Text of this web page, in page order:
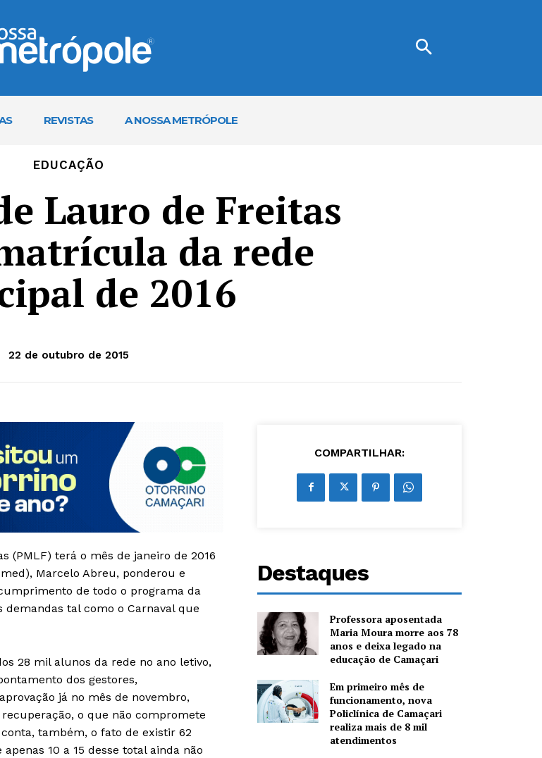
REVISTAS A NOSSA METRÓPOLE
EDUCAÇÃO
Lauro de Freitas
da rede
de 2016
22 de outubro de 2015
(PMLF) terá o mês de janeiro de 2016
Marcelo Abreu, ponderou e
de todo o programa da
tal como o Carnaval que
28 mil alunos da rede no ano letivo,
dos gestores,
já no mês de novembro,
o que não compromete
também, o fato de existir 62
10 a 15 desse total ainda não
COMPARTILHAR:
Destaques
Professora aposentada
Maria Moura morre aos 78
anos e deixa legado na
educação de Camaçari
Em primeiro mês de
funcionamento, nova
Policlínica de Camaçari
realiza mais de 8 mil
atendimentos